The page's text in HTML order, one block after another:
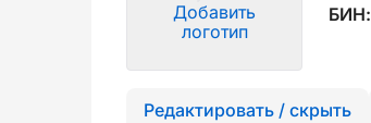
Добавить
логотип
БИН:
Редактировать / скрыть